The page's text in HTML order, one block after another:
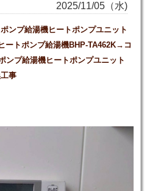
2025/11/05（水)
ンプ給湯機ヒートポンプユニット
ートポンプ給湯機BHP-TA462K→コ
ンプ給湯機ヒートポンプユニット
事